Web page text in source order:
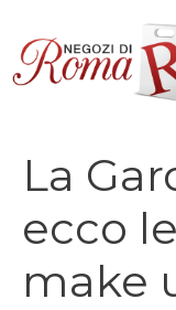
contenuto
La
ecco
make